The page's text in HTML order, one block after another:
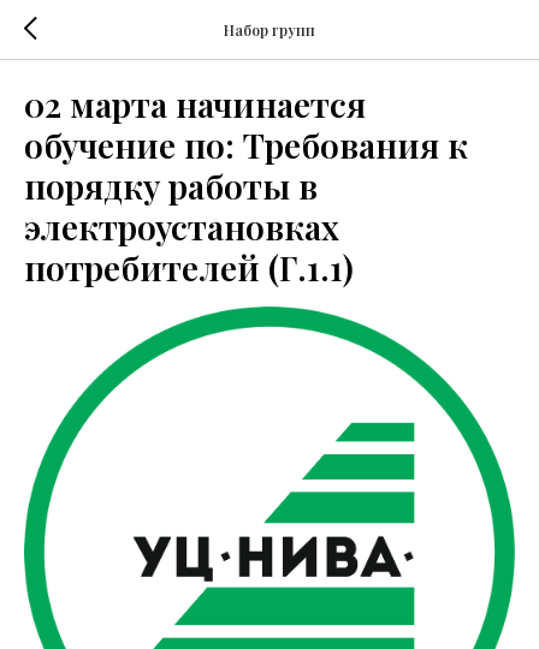
Набор групп
02 марта начинается
обучение по: Требования к
порядку работы в
электроустановках
потребителей (Г.1.1)